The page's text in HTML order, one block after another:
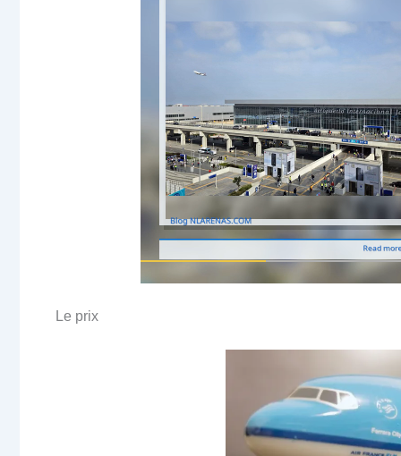
Le prix